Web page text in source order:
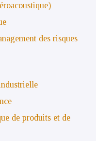
des risques
de produits et de